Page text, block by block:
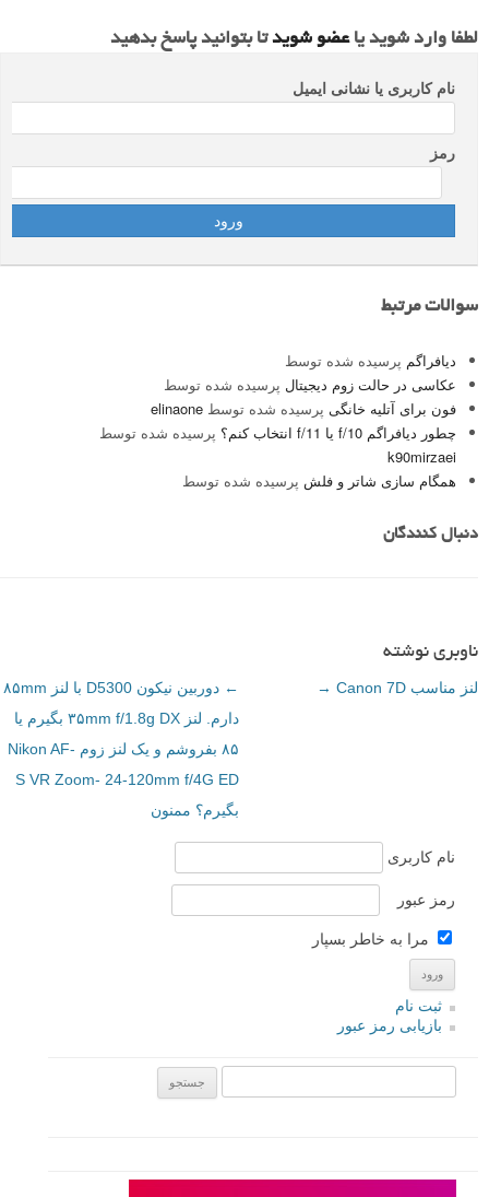
لطفا وارد شوید یاعضو شویدتا بتوانید پاسخ بدهید
نام کاربری یا نشانی ایمیل
رمز
سوالات مرتبط
دیافراگم پرسیده شده توسط
عکاسی در حالت زوم دیجیتال پرسیده شده توسط
فون برای آتلیه خانگی پرسیده شده توسط elinaone
چطور دیافراگم f/10 یا f/11 انتخاب کنم؟
پرسیده شده توسط
k90mirzaei
همگام سازی شاتر و فلش پرسیده شده توسط
دنبال کنندگان
ناوبری نوشته
←
دوربین نیکون D5300 با لنز ۸۵mm
دارم. لنز ۳۵mm f/1.8g DX بگیرم یا
۸۵ بفروشم و یک لنز زوم Nikon AF-
S VR Zoom- 24-120mm f/4G ED
بگیرم؟ ممنون
لنز مناسب Canon 7D →
نام کاربری
رمز عبور
مرا به خاطر بسپار
ثبت نام
بازیابی رمز عبور